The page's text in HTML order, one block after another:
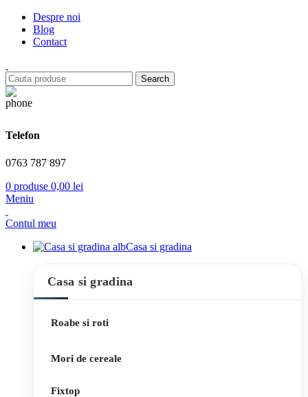
Despre noi
Blog
Contact
Search
Telefon
0763 787 897
0 produse 0,00 lei
Meniu
Contul meu
Casa si gradina
Casa si gradina
Roabe si roti
Mori de cereale
Fixtop